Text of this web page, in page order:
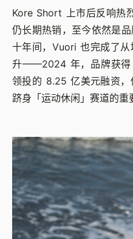
Kore Short 上市后反响热
仍长期热销，至今依然是
十年间，Vuori 也完成了
升——2024 年，品牌获得
领投的 8.25 亿美元融资
跻身「运动休闲」赛道的重